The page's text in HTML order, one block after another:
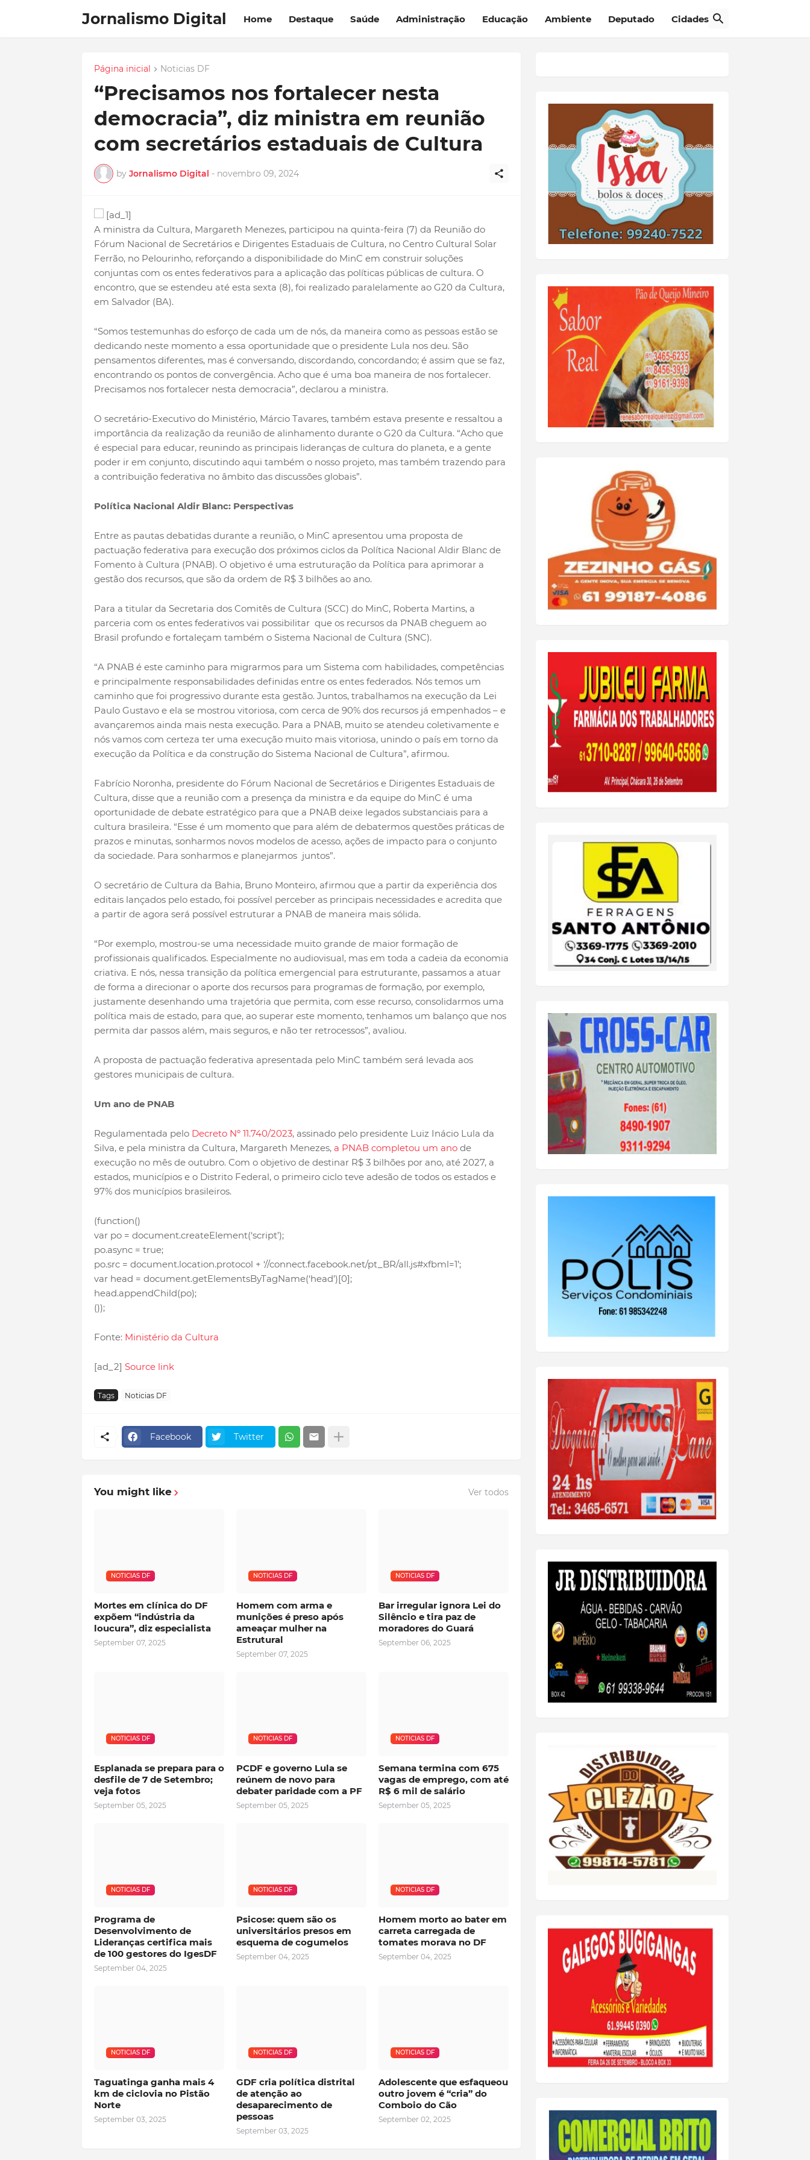
Jornalismo Digital Home Destaque Saúde Administração Educação Ambiente Deputado Cidades
Página inicial Noticias DF
“Precisamos nos fortalecer nesta
democracia”, diz ministra em reunião
com secretários estaduais de Cultura
by Jornalismo Digital - novembro 09, 2024
[ad_1]
A ministra da Cultura, Margareth Menezes, participou na quinta-feira (7) da Reunião do
Fórum Nacional de Secretários e Dirigentes Estaduais de Cultura, no Centro Cultural Solar
Ferrão, no Pelourinho, reforçando a disponibilidade do MinC em construir soluções
conjuntas com os entes federativos para a aplicação das políticas públicas de cultura. O
encontro, que se estendeu até esta sexta (8), foi realizado paralelamente ao G20 da Cultura,
em Salvador (BA).
“Somos testemunhas do esforço de cada um de nós, da maneira como as pessoas estão se
dedicando neste momento a essa oportunidade que o presidente Lula nos deu. São
pensamentos diferentes, mas é conversando, discordando, concordando; é assim que se faz,
encontrando os pontos de convergência. Acho que é uma boa maneira de nos fortalecer.
Precisamos nos fortalecer nesta democracia”, declarou a ministra.
O secretário-Executivo do Ministério, Márcio Tavares, também estava presente e ressaltou a
importância da realização da reunião de alinhamento durante o G20 da Cultura. “Acho que
é especial para educar, reunindo as principais lideranças de cultura do planeta, e a gente
poder ir em conjunto, discutindo aqui também o nosso projeto, mas também trazendo para
a contribuição federativa no âmbito das discussões globais”.
Política Nacional Aldir Blanc: Perspectivas
Entre as pautas debatidas durante a reunião, o MinC apresentou uma proposta de
pactuação federativa para execução dos próximos ciclos da Política Nacional Aldir Blanc de
Fomento à Cultura (PNAB). O objetivo é uma estruturação da Política para aprimorar a
gestão dos recursos, que são da ordem de R$ 3 bilhões ao ano.
Para a titular da Secretaria dos Comitês de Cultura (SCC) do MinC, Roberta Martins, a
parceria com os entes federativos vai possibilitar que os recursos da PNAB cheguem ao
Brasil profundo e fortaleçam também o Sistema Nacional de Cultura (SNC).
“A PNAB é este caminho para migrarmos para um Sistema com habilidades, competências
e principalmente responsabilidades definidas entre os entes federados. Nós temos um
caminho que foi progressivo durante esta gestão. Juntos, trabalhamos na execução da Lei
Paulo Gustavo e ela se mostrou vitoriosa, com cerca de 90% dos recursos já empenhados – e
avançaremos ainda mais nesta execução. Para a PNAB, muito se atendeu coletivamente e
nós vamos com certeza ter uma execução muito mais vitoriosa, unindo o país em torno da
execução da Política e da construção do Sistema Nacional de Cultura”, afirmou.
Fabrício Noronha, presidente do Fórum Nacional de Secretários e Dirigentes Estaduais de
Cultura, disse que a reunião com a presença da ministra e da equipe do MinC é uma
oportunidade de debate estratégico para que a PNAB deixe legados substanciais para a
cultura brasileira. “Esse é um momento que para além de debatermos questões práticas de
prazos e minutas, sonharmos novos modelos de acesso, ações de impacto para o conjunto
da sociedade. Para sonharmos e planejarmos juntos”.
O secretário de Cultura da Bahia, Bruno Monteiro, afirmou que a partir da experiência dos
editais lançados pelo estado, foi possível perceber as principais necessidades e acredita que
a partir de agora será possível estruturar a PNAB de maneira mais sólida.
“Por exemplo, mostrou-se uma necessidade muito grande de maior formação de
profissionais qualificados. Especialmente no audiovisual, mas em toda a cadeia da economia
criativa. E nós, nessa transição da política emergencial para estruturante, passamos a atuar
de forma a direcionar o aporte dos recursos para programas de formação, por exemplo,
justamente desenhando uma trajetória que permita, com esse recurso, consolidarmos uma
política mais de estado, para que, ao superar este momento, tenhamos um balanço que nos
permita dar passos além, mais seguros, e não ter retrocessos”, avaliou.
A proposta de pactuação federativa apresentada pelo MinC também será levada aos
gestores municipais de cultura.
Um ano de PNAB
Regulamentada pelo Decreto Nº 11.740/2023, assinado pelo presidente Luiz Inácio Lula da
Silva, e pela ministra da Cultura, Margareth Menezes, a PNAB completou um ano de
execução no mês de outubro. Com o objetivo de destinar R$ 3 bilhões por ano, até 2027, a
estados, municípios e o Distrito Federal, o primeiro ciclo teve adesão de todos os estados e
97% dos municípios brasileiros.
(function()
var po = document.createElement(‘script’);
po.async = true;
po.src = document.location.protocol + ‘//connect.facebook.net/pt_BR/all.js#xfbml=1’;
var head = document.getElementsByTagName(‘head’)[0];
head.appendChild(po);
());
Fonte: Ministério da Cultura
[ad_2] Source link
Tags Noticias DF
Facebook Twitter
You might like Ver todos
NOTICIAS DF
Mortes em clínica do DF
expõem “indústria da
loucura”, diz especialista
September 07, 2025
NOTICIAS DF
Homem com arma e
munições é preso após
ameaçar mulher na
Estrutural
September 07, 2025
NOTICIAS DF
Bar irregular ignora Lei do
Silêncio e tira paz de
moradores do Guará
September 06, 2025
NOTICIAS DF
Esplanada se prepara para o
desfile de 7 de Setembro;
veja fotos
September 05, 2025
NOTICIAS DF
PCDF e governo Lula se
reúnem de novo para
debater paridade com a PF
September 05, 2025
NOTICIAS DF
Semana termina com 675
vagas de emprego, com até
R$ 6 mil de salário
September 05, 2025
NOTICIAS DF
Programa de
Desenvolvimento de
Lideranças certifica mais
de 100 gestores do IgesDF
September 04, 2025
NOTICIAS DF
Psicose: quem são os
universitários presos em
esquema de cogumelos
September 04, 2025
NOTICIAS DF
Homem morto ao bater em
carreta carregada de
tomates morava no DF
September 04, 2025
NOTICIAS DF
Taguatinga ganha mais 4
km de ciclovia no Pistão
Norte
September 03, 2025
NOTICIAS DF
GDF cria política distrital
de atenção ao
desaparecimento de
pessoas
September 03, 2025
NOTICIAS DF
Adolescente que esfaqueou
outro jovem é “cria” do
Comboio do Cão
September 02, 2025